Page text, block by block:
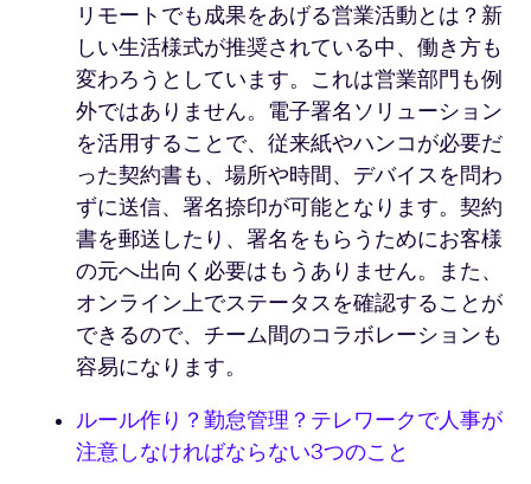
リモートでも成果をあげる営業活動とは？新
しい生活様式が推奨されている中、働き方も
変わろうとしています。これは営業部門も例
外ではありません。電子署名ソリューション
を活用することで、従来紙やハンコが必要だ
った契約書も、場所や時間、デバイスを問わ
ずに送信、署名捺印が可能となります。契約
書を郵送したり、署名をもらうためにお客様
の元へ出向く必要はもうありません。また、
オンライン上でステータスを確認することが
できるので、チーム間のコラボレーションも
容易になります。
ルール作り？勤怠管理？テレワークで人事が
注意しなければならない3つのこと